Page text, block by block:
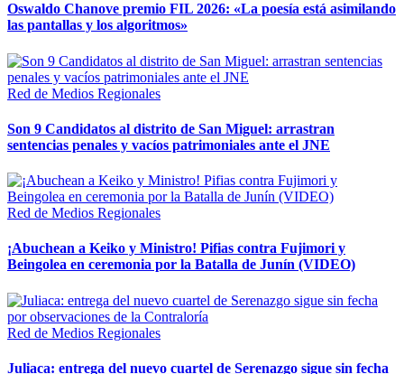
Oswaldo Chanove premio FIL 2026: «La poesía está asimilando
las pantallas y los algoritmos»
Red de Medios Regionales
Son 9 Candidatos al distrito de San Miguel: arrastran
sentencias penales y vacíos patrimoniales ante el JNE
Red de Medios Regionales
¡Abuchean a Keiko y Ministro! Pifias contra Fujimori y
Beingolea en ceremonia por la Batalla de Junín (VIDEO)
Red de Medios Regionales
Juliaca: entrega del nuevo cuartel de Serenazgo sigue sin fecha